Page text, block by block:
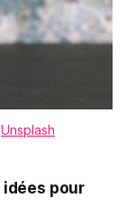
Unsplash
idées pour